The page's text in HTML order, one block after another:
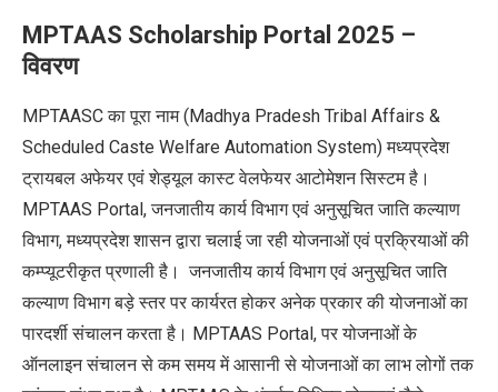
MPTAAS Scholarship Portal 2025 –
विवरण
MPTAASC का पूरा नाम (Madhya Pradesh Tribal Affairs &
Scheduled Caste Welfare Automation System) मध्‍यप्रदेश
ट्रायबल अफेयर एवं शेड्यूल कास्ट वेलफेयर आटोमेशन सिस्‍टम है।
MPTAAS Portal, जनजातीय कार्य विभाग एवं अनुसूचित जाति कल्याण
विभाग, मध्यप्रदेश शासन द्वारा चलाई जा रही योजनाओं एवं प्रक्रियाओं की
कम्प्यूटरीकृत प्रणाली है। जनजातीय कार्य विभाग एवं अनुसूचित जाति
कल्याण विभाग बड़े स्तर पर कार्यरत होकर अनेक प्रकार की योजनाओं का
पारदर्शी संचालन करता है। MPTAAS Portal, पर योजनाओं के
ऑनलाइन संचालन से कम समय में आसानी से योजनाओं का लाभ लोगों तक